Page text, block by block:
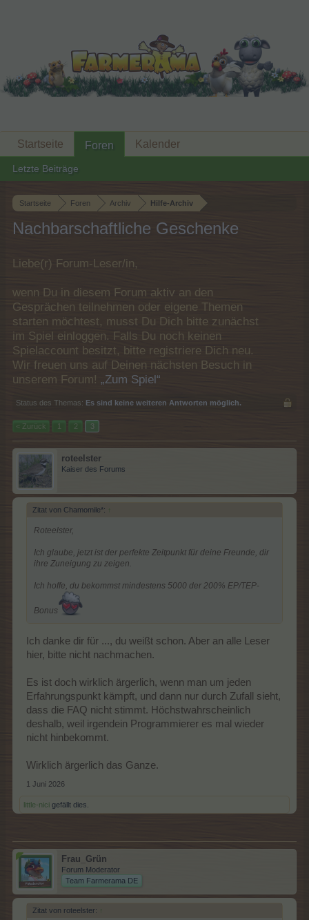
Startseite Foren Archiv Hilfe-Archiv
Nachbarschaftliche Geschenke
Liebe(r) Forum-Leser/in,
wenn Du in diesem Forum aktiv an den
Gesprächen teilnehmen oder eigene Themen
starten möchtest, musst Du Dich bitte zunächst
im Spiel einloggen. Falls Du noch keinen
Spielaccount besitzt, bitte registriere Dich neu.
Wir freuen uns auf Deinen nächsten Besuch in
unserem Forum! „Zum Spiel“
Status des Themas: Es sind keine weiteren Antworten möglich.
< Zurück 1 2 3
roteelster
Kaiser des Forums
Zitat von Chamomile*: ↑
Roteelster,
Ich glaube, jetzt ist der perfekte Zeitpunkt für deine Freunde, dir
ihre Zuneigung zu zeigen.
Ich hoffe, du bekommst mindestens 5000 der 200% EP/TEP-
Bonus
Ich danke dir für ..., du weißt schon. Aber an alle Leser
hier, bitte nicht nachmachen.
Es ist doch wirklich ärgerlich, wenn man um jeden
Erfahrungspunkt kämpft, und dann nur durch Zufall sieht,
dass die FAQ nicht stimmt. Höchstwahrscheinlich
deshalb, weil irgendein Programmierer es mal wieder
nicht hinbekommt.
Wirklich ärgerlich das Ganze.
1 Juni 2026
little-nici gefällt dies.
Frau_Grün
Forum Moderator
Team Farmerama DE
Zitat von roteelster: ↑
Startseite Foren
Letzte Beiträge
Kalender